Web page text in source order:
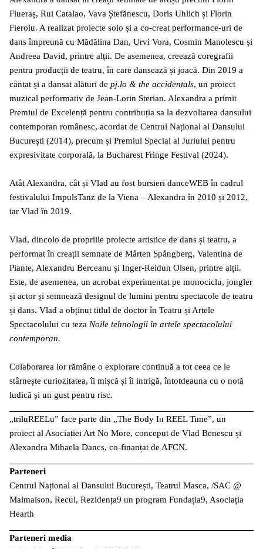
Flueraș, Rui Catalao, Vava Ștefănescu, Doris Uhlich și Florin
Fieroiu. A realizat proiecte solo și a co-creat performance-uri de
dans împreună cu Mădălina Dan, Urvi Vora, Cosmin Manolescu și
Andreea David, printre alții. De asemenea, creează coregrafii
pentru producții de teatru, în care dansează și joacă. Din 2019 a
cântat și a dansat alături de pj.lo & the accidentals, un proiect
muzical performativ de Jean-Lorin Sterian. Alexandra a primit
Premiul de Excelență pentru contribuția sa la dezvoltarea dansului
contemporan românesc, acordat de Centrul Național al Dansului
București (2014), precum și Premiul Special al Juriului pentru
expresivitate corporală, la Bucharest Fringe Festival (2024).
Atât Alexandra, cât și Vlad au fost bursieri danceWEB în cadrul
festivalului ImpulsTanz de la Viena – Alexandra în 2010 și 2012,
iar Vlad în 2019.
Vlad, dincolo de propriile proiecte artistice de dans și teatru, a
performat în creații semnate de Mårten Spångberg, Valentina de
Piante, Alexandru Berceanu și Inger-Reidun Olsen, printre alții.
Este, de asemenea, un acrobat experimentat pe monociclu, jongler
și actor și semnează designul de lumini pentru spectacole de teatru
și dans. Vlad a obținut titlul de doctor în Teatru și Artele
Spectacolului cu teza Noile tehnologii în artele spectacolului
contemporan.
Colaborarea lor rămâne o explorare continuă a tot ceea ce le
stârnește curiozitatea, îi mișcă și îi intrigă, întotdeauna cu o notă
ludică și un gust pentru risc.
„triluREELu” face parte din „The Body In REEL Time”, un
proiect al Asociației Art No More, conceput de Vlad Benescu și
Alexandra Mihaela Dancs, co-finanțat de AFCN.
Parteneri
Centrul Național al Dansului București, Teatrul Masca, /SAC @
Malmaison, Recul, Rezidența9 un program Fundația9, Asociația
Hearth
Parteneri media